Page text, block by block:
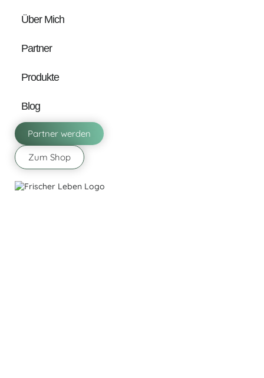
Über Mich
Partner
Produkte
Blog
Partner werden
Zum Shop